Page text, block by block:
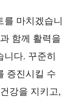
를 마치겠습니
함께 활력을
니다. 꾸준히
증진시킬 수
강을 지키고,